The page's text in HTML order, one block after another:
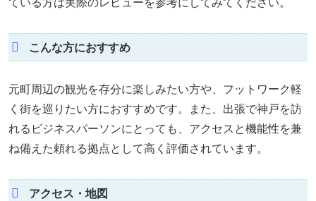
ている方は実際のレビューを参考にしてみてください。
こんな方におすすめ
元町周辺の観光を存分に楽しみたい方や、フットワーク軽
く街を巡りたい方におすすめです。また、出張で神戸を訪
れるビジネスパーソンにとっても、アクセスと機能性を兼
ね備えた頼れる拠点として高く評価されています。
アクセス・地図